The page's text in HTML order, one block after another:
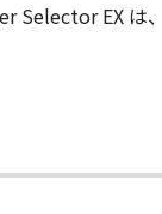
Selector EX は